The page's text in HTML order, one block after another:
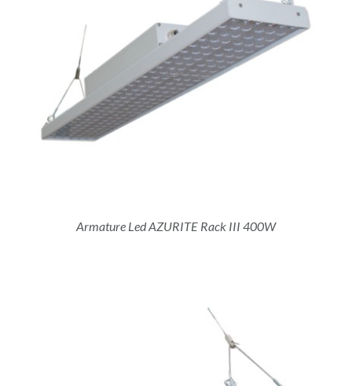
Armature Led AZURITE Rack III 400W